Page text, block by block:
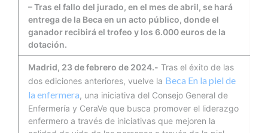
– Tras el fallo del jurado, en el mes de abril, se hará
entrega de la Beca en un acto público, donde el
ganador recibirá el trofeo y los 6.000 euros de la
dotación.
Madrid, 23 de febrero de 2024.- Tras el éxito de las
dos ediciones anteriores, vuelve la Beca En la piel de
la enfermera, una iniciativa del Consejo General de
Enfermería y CeraVe que busca promover el liderazgo
enfermero a través de iniciativas que mejoren la